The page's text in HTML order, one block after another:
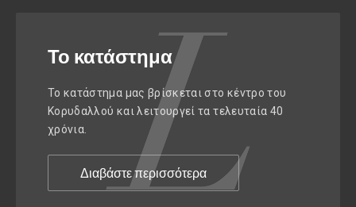
Το κατάστημα
Το κατάστημα μας βρίσκεται στο κέντρο του
Κορυδαλλού και λειτουργεί τα τελευταία 40
χρόνια.
Διαβάστε περισσότερα